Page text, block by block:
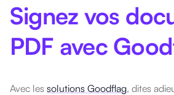
Signez vos
PDF avec
Avec les solutions Goodflag, dites